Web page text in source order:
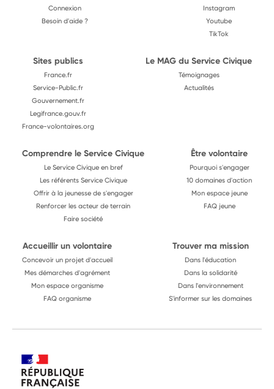
Connexion
Besoin d'aide ?
Instagram
Youtube
TikTok
Sites publics
France.fr
Service-Public.fr
Gouvernement.fr
Legifrance.gouv.fr
France-volontaires.org
Le MAG du Service Civique
Témoignages
Actualités
Comprendre le Service Civique
Le Service Civique en bref
Les référents Service Civique
Offrir à la jeunesse de s'engager
Renforcer les acteur de terrain
Faire société
Être volontaire
Pourquoi s'engager
10 domaines d'action
Mon espace jeune
FAQ jeune
Accueillir un volontaire
Concevoir un projet d'accueil
Mes démarches d'agrément
Mon espace organisme
FAQ organisme
Trouver ma mission
Dans l'éducation
Dans la solidarité
Dans l'environnement
S'informer sur les domaines